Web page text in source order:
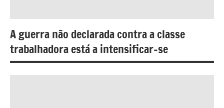
A guerra não declarada contra a classe
trabalhadora está a intensificar-se